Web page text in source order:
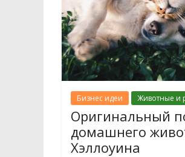
Бизнес идеи Животные и
Оригинальный
домашнего
Хэллоуина